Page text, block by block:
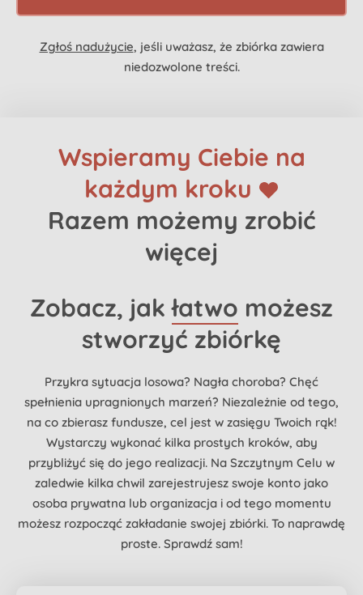
Zgłoś nadużycie, jeśli uważasz, że zbiórka zawiera
niedozwolone treści.
Wspieramy Ciebie na
każdym kroku
Razem możemy zrobić
więcej
Zobacz, jakłatwo możesz
stworzyć zbiórkę
Przykra sytuacja losowa? Nagła choroba? Chęć
spełnienia upragnionych marzeń? Niezależnie od tego,
na co zbierasz fundusze, cel jest w zasięgu Twoich rąk!
Wystarczy wykonać kilka prostych kroków, aby
przybliżyć się do jego realizacji. Na Szczytnym Celu w
zaledwie kilka chwil zarejestrujesz swoje konto jako
osoba prywatna lub organizacja i od tego momentu
możesz rozpocząć zakładanie swojej zbiórki. To naprawdę
proste. Sprawdź sam!